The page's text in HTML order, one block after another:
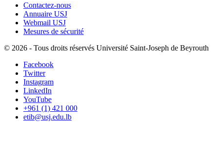
Contactez-nous
Annuaire USJ
Webmail USJ
Mesures de sécurité
© 2026 - Tous droits réservés Université Saint-Joseph de Beyrouth
Facebook
Twitter
Instagram
LinkedIn
YouTube
+961 (1) 421 000
etib@usj.edu.lb